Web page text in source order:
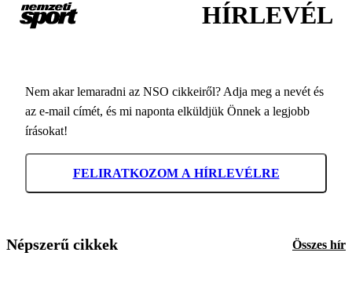
HÍRLEVÉL
Nem akar lemaradni az NSO cikkeiről? Adja meg a nevét és
az e-mail címét, és mi naponta elküldjük Önnek a legjobb
írásokat!
FELIRATKOZOM A HÍRLEVÉLRE
Népszerű cikkek Összes hír